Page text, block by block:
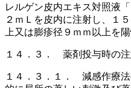
レルゲン皮内エキス対照液
２ｍＬを皮内に注射し、１
上又は膨疹径９ｍｍ以上を
１４．３． 薬剤投与時の
１４．３．１． 減感作療